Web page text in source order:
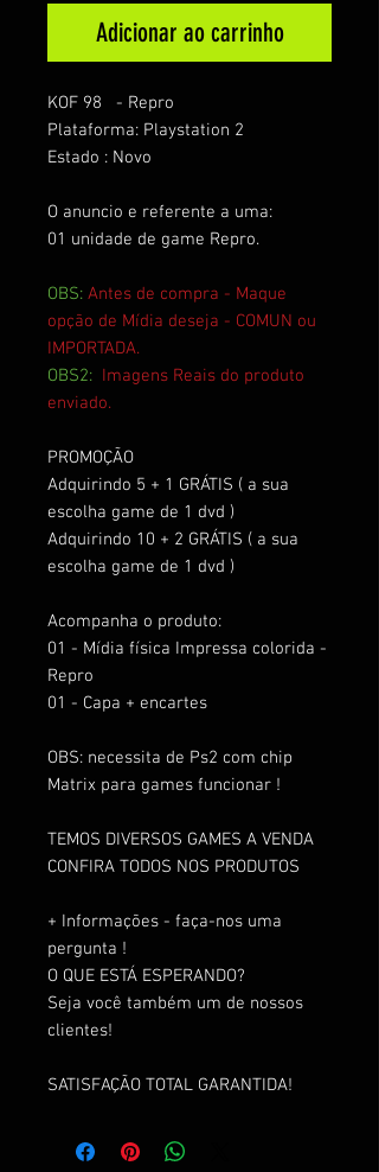
Adicionar ao carrinho
KOF 98 - Repro
Plataforma: Playstation 2
Estado : Novo
O anuncio e referente a uma:
01 unidade de game Repro.
OBS: Antes de compra - Maque
opção de Mídia deseja - COMUN ou
IMPORTADA.
OBS2: Imagens Reais do produto
enviado.
PROMOÇÃO
Adquirindo 5 + 1 GRÁTIS ( a sua
escolha game de 1 dvd )
Adquirindo 10 + 2 GRÁTIS ( a sua
escolha game de 1 dvd )
Acompanha o produto:
01 - Mídia física Impressa colorida -
Repro
01 - Capa + encartes
OBS: necessita de Ps2 com chip
Matrix para games funcionar !
TEMOS DIVERSOS GAMES A VENDA
CONFIRA TODOS NOS PRODUTOS
+ Informações - faça-nos uma
pergunta !
O QUE ESTÁ ESPERANDO?
Seja você também um de nossos
clientes!
SATISFAÇÃO TOTAL GARANTIDA!